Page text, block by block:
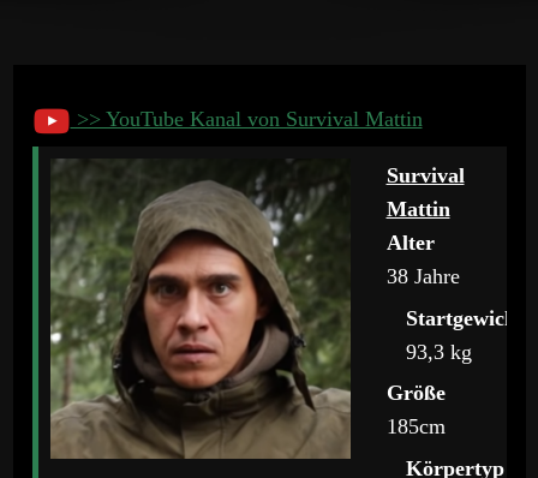
>> YouTube Kanal von Survival Mattin
Survival
Mattin
Alter
38 Jahre
Startgewicht
93,3 kg
Größe
185cm
Körpertyp